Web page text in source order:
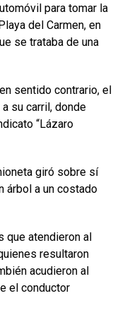
para tomar la
del Carmen, en
se trataba de una
sentido contrario, el
su carril, donde
“Lázaro
giró sobre sí
árbol a un costado
que atendieron al
resultaron
acudieron al
el conductor